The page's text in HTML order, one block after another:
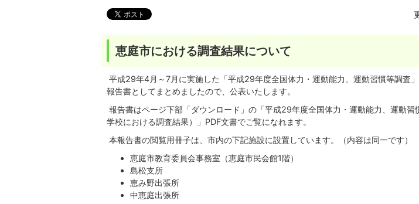
恵庭市における調査結果について
平成29年4月～7月に実施した「平成29年度全国体力・運動能力、運動習慣等調査
報告書としてまとめましたので、公表いたします。
報告書はページ下部「ダウンロード」の「平成29年度全国体力・運動能力、運動習
学校における調査結果）」PDF文書でご覧になれます。
本報告書の閲覧用冊子は、市内の下記施設に設置しています。（内容は同一です）
恵庭市教育委員会事務室（恵庭市民会館1階）
島松支所
恵み野出張所
中恵庭出張所